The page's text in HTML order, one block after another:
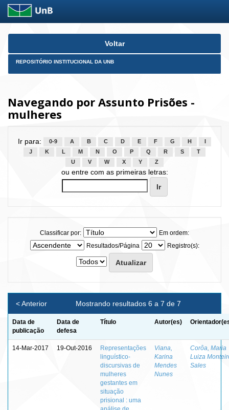
Skip
Voltar
REPOSITÓRIO INSTITUCIONAL DA UNB
Navegando por Assunto Prisões -
mulheres
Ir para: 0-9 A B C D E F G H
J
K L M N O P Q R S
T
U
V W X Y Z
ou entre com as primeiras letras:
Classificar por:
Em ordem:
Resultados/Página
Registro(s):
Mostrando resultados 6 a 7 de 7
< Anterior
Data de
publicação
Data de
defesa
Título Autor(es)
14-Mar-2017 19-Out-2016
Representações
linguístico-
discursivas de
mulheres
gestantes em
situação
prisional : uma
Viana,
Karina
Mendes
Nunes
Corôa, Maria
Luiza
Sales